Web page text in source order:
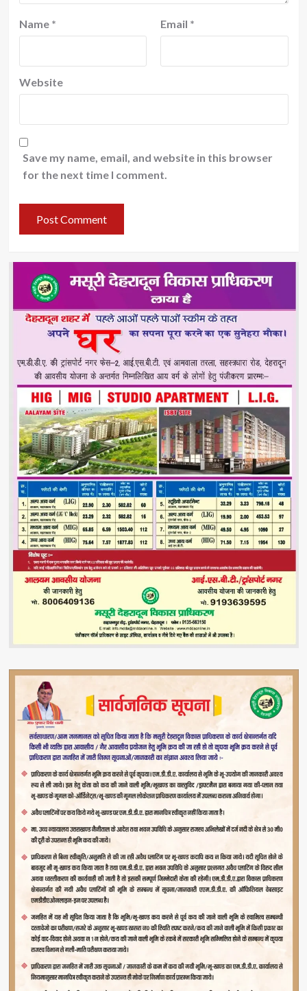
Name * Email *
Website
Save my name, email, and website in this browser
for the next time I comment.